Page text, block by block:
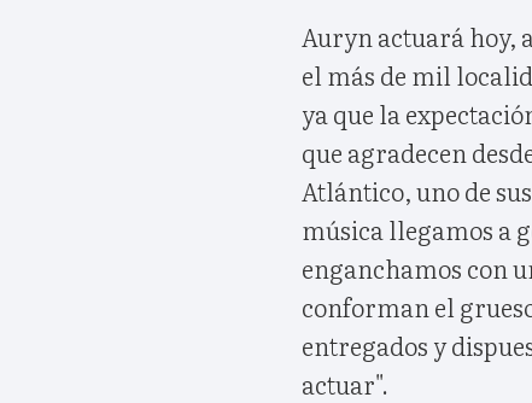
Auryn actuará hoy,
el más de mil
ya que la
que agradecen
Atlántico, uno de
música llegamos a
enganchamos con
conforman el
entregados y
actuar".